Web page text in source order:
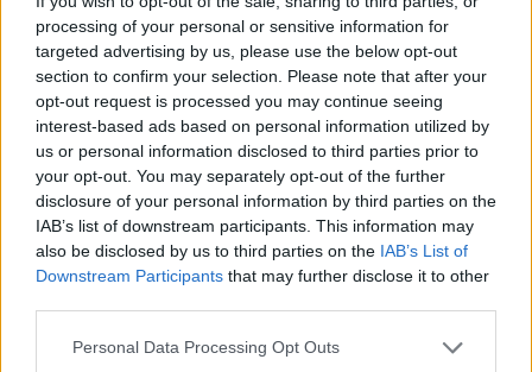
processing of your personal or sensitive information for
targeted advertising by us, please use the below opt-out
section to confirm your selection. Please note that after your
opt-out request is processed you may continue seeing
interest-based ads based on personal information utilized by
us or personal information disclosed to third parties prior to
your opt-out. You may separately opt-out of the further
disclosure of your personal information by third parties on the
IAB’s list of downstream participants. This information may
also be disclosed by us to third parties on the IAB’s List of
Downstream Participants that may further disclose it to other
Personal Data Processing Opt Outs
Olaszországból már 2022 végén elindította gépeit a Wizz
Air ebbe a két városba, ezt követte most a budapesti
járatok indítása. A Wizz Air tervei szerint egymillió utast
szállít az év során Szaúd-Arábiába. Budapestről a két új
útvonallal együtt már tíz...
KEDVES OLVASÓNK!
A keresett cikk a portfolio.hu hírarchívumához
tartozik, melynek olvasása előfizetéses
regisztrációhoz kötött.
Az előfizetés a következőket tartalmazza: